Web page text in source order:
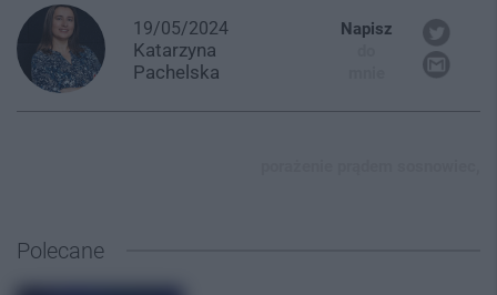
19/05/2024
Katarzyna
Pachelska
Napisz
Polecane